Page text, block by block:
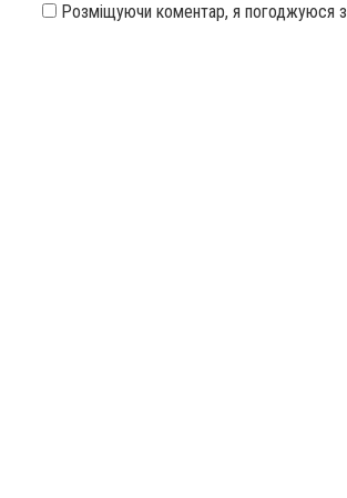
Розміщуючи коментар, я погоджуюся з